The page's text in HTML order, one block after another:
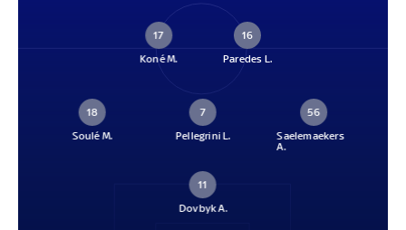
17
Koné M.
16
Paredes L.
18
Soulé M.
7
Pellegrini L.
56
Saelemaekers
A.
11
Dovbyk A.